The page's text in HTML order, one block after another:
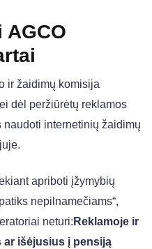
ir žaidimų komisija
dėl peržiūrėtų reklamos
internetinių žaidimų
apriboti įžymybių
nepilnamečiams“,
neturi: Reklamoje ir
išėjusius į pensiją